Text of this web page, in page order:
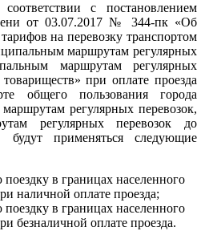
с постановлением
от 03.07.2017 № 344-пк «Об
на перевозку транспортом
маршрутам регулярных
маршрутам регулярных
при оплате проезда
общего пользования города
регулярных перевозок,
регулярных перевозок до
будут применяться следующие
поездку в границах населенного
наличной оплате проезда;
поездку в границах населенного
безналичной оплате проезда.